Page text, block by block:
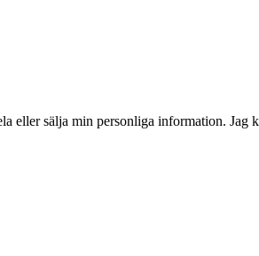
sälja min personliga information. Jag